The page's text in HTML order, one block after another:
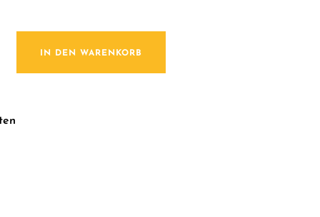
Menge
IN DEN WARENKORB